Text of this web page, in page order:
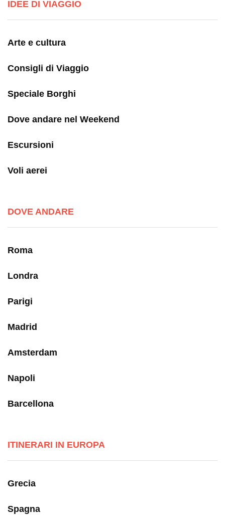
IDEE DI VIAGGIO
Arte e cultura
Consigli di Viaggio
Speciale Borghi
Dove andare nel Weekend
Escursioni
Voli aerei
DOVE ANDARE
Roma
Londra
Parigi
Madrid
Amsterdam
Napoli
Barcellona
ITINERARI IN EUROPA
Grecia
Spagna